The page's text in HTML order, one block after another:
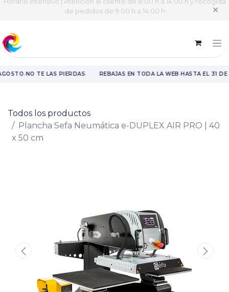
Horario intensivo | Atención al cliente de 8:00 h a 14:00 h y recogida
de pedidos de 9:00 h a 14:00 h
✕
·NO TE LAS PIERDAS· REBAJAS EN TODA LA WEB·HASTA EL 31 DE
Todos los productos
Plancha Sefa Neumática e-DUPLEX AIR PRO | 40
x 50 cm